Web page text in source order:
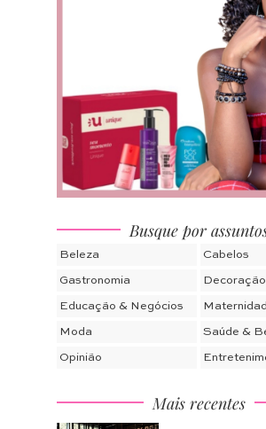
Busque por
Beleza Cabelos
Gastronomia Decoração
Educação & Negócios
Moda Saúde &
Opinião
Mais recentes